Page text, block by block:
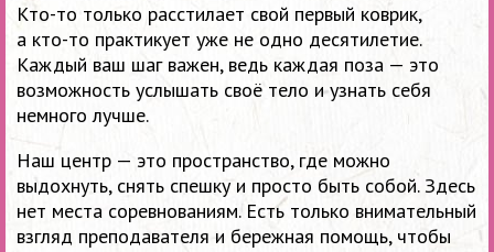
Кто-то только расстилает свой первый коврик,
а кто-то практикует уже не одно десятилетие.
Каждый ваш шаг важен, ведь каждая поза — это
возможность услышать своё тело и узнать себя
немного лучше.
Наш центр — это пространство, где можно
выдохнуть, снять спешку и просто быть собой. Здесь
нет места соревнованиям. Есть только внимательный
взгляд преподавателя и бережная помощь, чтобы